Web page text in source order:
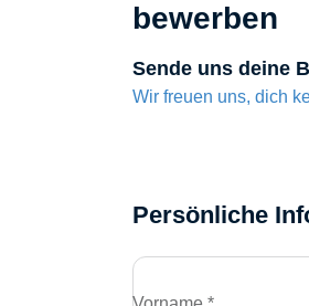
bewerben
Sende uns deine
Wir freuen uns, dich
Persönliche